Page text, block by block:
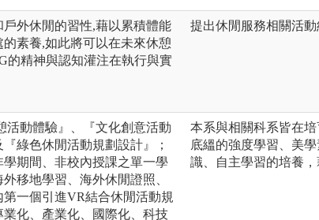
外休閒的習性,藉以累積體能
素養,如此將可以在未來休憩
的精神與認知灌注在執行與實
提出休閒服務相關活
活動體驗』、『文化創意活動
綠色休閒活動規劃設計』；
期間、非校內授課之單一學
移地學習、海外休閒證照、
一個引進VR結合休閒活動規
化、產業化、國際化、科技
本系與相關科系皆在
底縕的強度學習、美
識、自主學習的培養